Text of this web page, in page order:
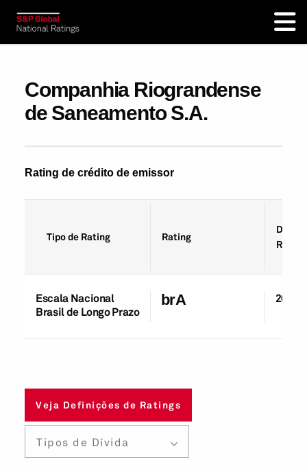
Companhia Riograndense
de Saneamento S.A.
Rating de crédito de emissor
Tipo de Rating Rating
Data
Rating
Escala Nacional
Brasil de Longo Prazo
brA 20-
Veja Definições de Ratings
Tipos de Dívida